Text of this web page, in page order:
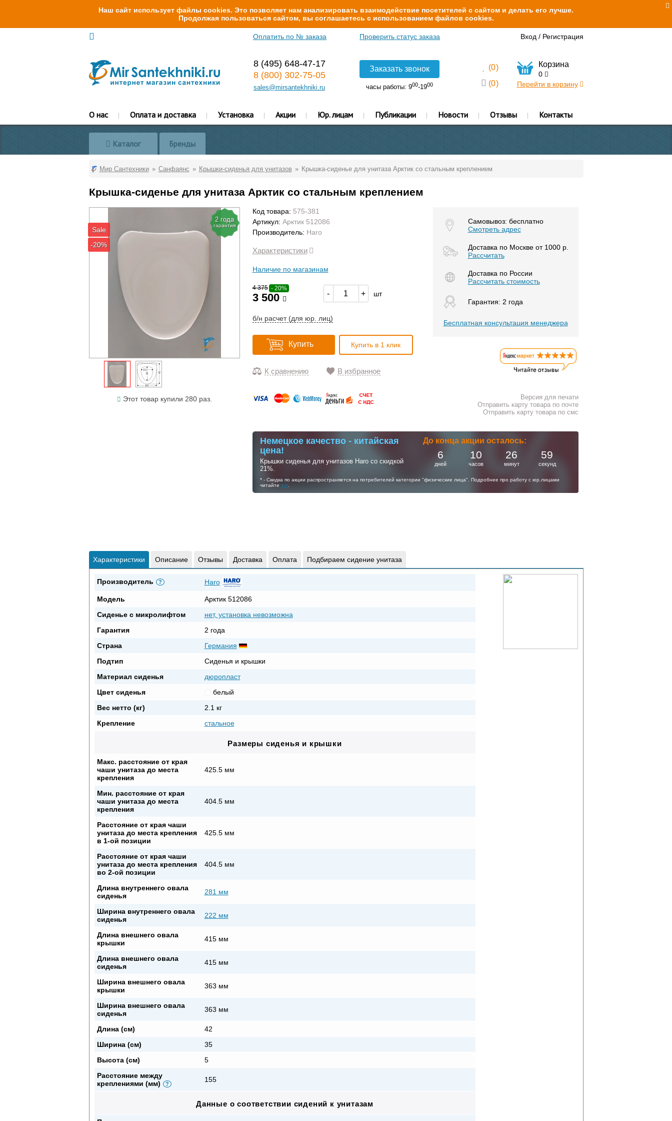
Наш сайт использует файлы cookies. Это позволяет нам анализировать взаимодействие посетителей с сайтом и делать его лучше.
Продолжая пользоваться сайтом, вы соглашаетесь с использованием файлов cookies.
Оплатить по № заказа Проверить статус заказа Вход / Регистрация
8 (495) 648-47-17
8 (800) 302-75-05
sales@mirsantekhniki.ru
Заказать звонок
часы работы: 900-1900
(0)
(0)
Корзина
0
Перейти в корзину
О нас Оплата и доставка Установка Акции Юр. лицам Публикации Новости Отзывы Контакты
Каталог Бренды
Мир Сантехники Санфаянс Крышки-сиденья для унитазов Крышка-сиденье для унитаза Арктик со стальным креплением
Крышка-сиденье для унитаза Арктик со стальным креплением
-20%
Sale
2 года
гарантия
Этот товар купили 280 раз.
Код товара: 575-381
Артикул: Арктик 512086
Производитель: Haro
Характеристики
Наличие по магазинам
4 375 - 20%
3 500 - + шт
б/н расчет (для юр. лиц)
Купить Купить в 1 клик
К сравнению В избранное
Самовывоз: бесплатно
Смотреть адрес
Доставка по Москве от 1000 р.
Расcчитать
Доставка по России
Рассчитать стоимость
Гарантия: 2 года
Бесплатная консультация менеджера
Версия для печати
Отправить карту товара по почте
Отправить карту товара по смс
Немецкое качество - китайская
цена!
Крышки сиденья для унитазов Haro со скидкой
21%.
До конца акции осталось:
6
дней
10
часов
26
минут
58
секунд
* - Скидка по акции распространяется на потребителей категории "физические лица". Подробнее про работу с юр.лицами
читайте тут.
Характеристики Описание Отзывы Доставка Оплата Подбираем сидение унитаза
Производитель ? Haro
Модель
Арктик 512086
Сиденье с микролифтом
нет, установка невозможна
Гарантия
2 года
Страна
Германия
Подтип
Сиденья и крышки
Материал сиденья
дюропласт
Цвет сиденья
белый
Вес нетто (кг)
2.1 кг
Крепление
стальное
Размеры сиденья и крышки
Макс. расстояние от края
чаши унитаза до места
крепления
425.5 мм
Мин. расстояние от края
чаши унитаза до места
крепления
404.5 мм
Расстояние от края чаши
унитаза до места крепления
в 1-ой позиции
425.5 мм
Расстояние от края чаши
унитаза до места крепления
во 2-ой позиции
404.5 мм
Длина внутреннего овала
сиденья
281 мм
Ширина внутреннего овала
сиденья
222 мм
Длина внешнего овала
крышки
415 мм
Длина внешнего овала
сиденья
415 мм
Ширина внешнего овала
крышки
363 мм
Ширина внешнего овала
сиденья
363 мм
Длина (см)
42
Ширина (см)
35
Высота (см)
5
Расстояние между
креплениями (мм)
?
155
Данные о соответствии сидений к унитазам